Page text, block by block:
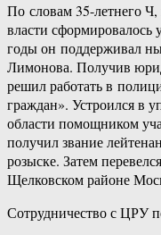
По словам 35-летнего
власти
годы он поддерживал
Лимонова. Получив
решил работать в
граждан». Устроился в
области помощником
получил звание
розыске. Затем
Щелковском районе
Сотрудничество с ЦРУ